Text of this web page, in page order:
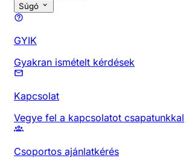
Súgó
GYIK
Gyakran ismételt kérdések
Kapcsolat
Vegye fel a kapcsolatot csapatunkkal
Csoportos ajánlatkérés